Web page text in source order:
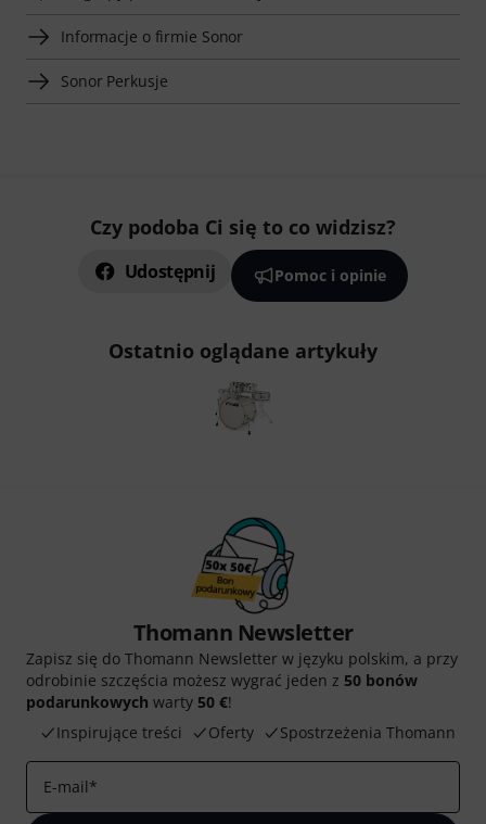
Informacje o firmie Sonor
Sonor Perkusje
Czy podoba Ci się to co widzisz?
Udostępnij Pomoc i opinie
Ostatnio oglądane artykuły
Thomann Newsletter
Zapisz się do Thomann Newsletter w języku polskim, a przy
odrobinie szczęścia możesz wygrać jeden z 50 bonów
podarunkowych warty 50 €!
Inspirujące treści
Oferty Spostrzeżenia Thomann
E-mail*